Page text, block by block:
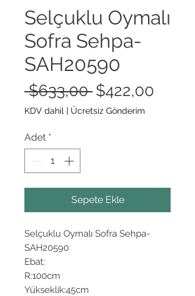
Selçuklu Oymalı
Sofra Sehpa-
SAH20590
$633,00 Normal
Fiyat
$422,00
KDV dahil | Ücretsiz Gönderim
Adet *
Sepete Ekle
Selçuklu Oymalı Sofra Sehpa-
SAH20590
Ebat:
R:100cm
Yükseklik:45cm